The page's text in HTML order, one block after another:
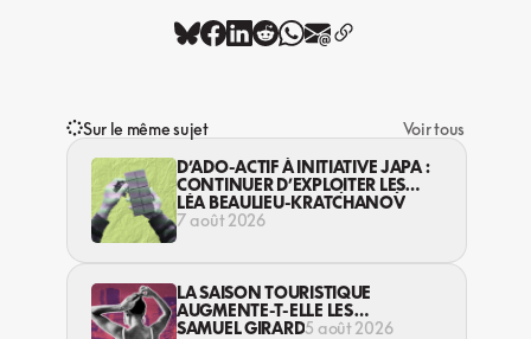
Sur le même sujet
Voir tous
D’ADO-ACTIF À INITIATIVE JAPA :
CONTINUER D’EXPLOITER LES
JEUNES… DANS LA LÉGALITÉ?
LÉA BEAULIEU-KRATCHANOV
7 août 2026
LA SAISON TOURISTIQUE
AUGMENTE-T-ELLE LES
VIOLENCES CONTRE LES
SAMUEL GIRARD5 août 2026